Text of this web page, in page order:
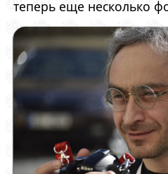
теперь еще несколько